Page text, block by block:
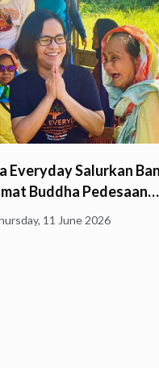
Everyday Salurkan
Buddha Pedesaan…
11 June 2026